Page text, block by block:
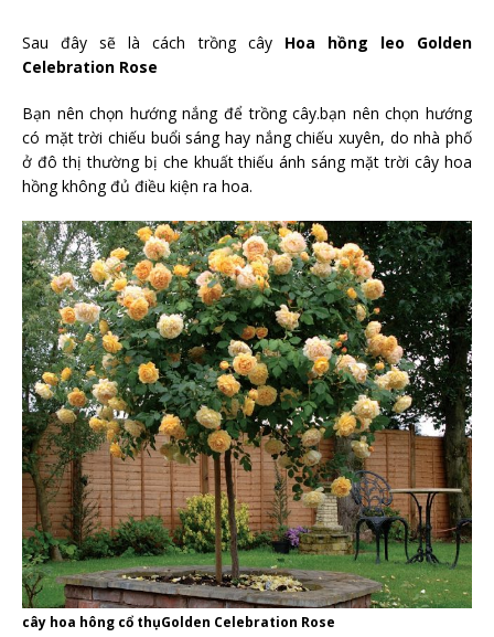
Sau đây sẽ là cách trồng cây Hoa hồng leo Golden
Celebration Rose
Bạn nên chọn hướng nắng để trồng cây.bạn nên chọn hướng
có mặt trời chiếu buổi sáng hay nắng chiếu xuyên, do nhà phố
ở đô thị thường bị che khuất thiếu ánh sáng mặt trời cây hoa
hồng không đủ điều kiện ra hoa.
cây hoa hông cổ thụGolden Celebration Rose